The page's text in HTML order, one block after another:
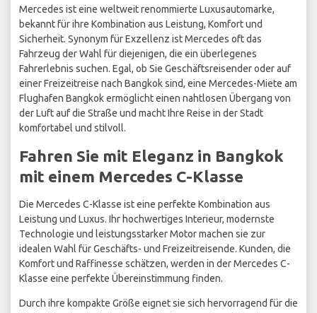
Mercedes ist eine weltweit renommierte Luxusautomarke,
bekannt für ihre Kombination aus Leistung, Komfort und
Sicherheit. Synonym für Exzellenz ist Mercedes oft das
Fahrzeug der Wahl für diejenigen, die ein überlegenes
Fahrerlebnis suchen. Egal, ob Sie Geschäftsreisender oder auf
einer Freizeitreise nach Bangkok sind, eine Mercedes-Miete am
Flughafen Bangkok ermöglicht einen nahtlosen Übergang von
der Luft auf die Straße und macht Ihre Reise in der Stadt
komfortabel und stilvoll.
Fahren Sie mit Eleganz in Bangkok
mit einem Mercedes C-Klasse
Die Mercedes C-Klasse ist eine perfekte Kombination aus
Leistung und Luxus. Ihr hochwertiges Interieur, modernste
Technologie und leistungsstarker Motor machen sie zur
idealen Wahl für Geschäfts- und Freizeitreisende. Kunden, die
Komfort und Raffinesse schätzen, werden in der Mercedes C-
Klasse eine perfekte Übereinstimmung finden.
Durch ihre kompakte Größe eignet sie sich hervorragend für die